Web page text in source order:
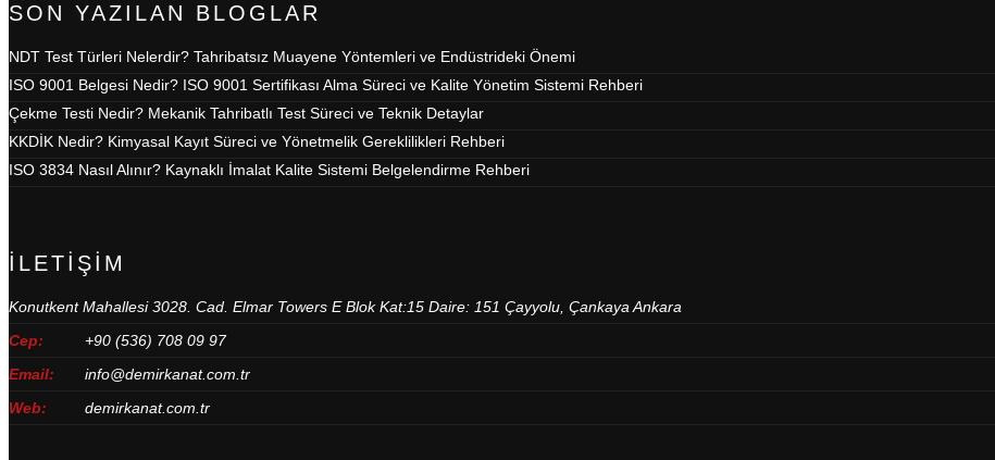
SON YAZILAN BLOGLAR
NDT Test Türleri Nelerdir? Tahribatsız Muayene Yöntemleri ve Endüstrideki Önemi
ISO 9001 Belgesi Nedir? ISO 9001 Sertifikası Alma Süreci ve Kalite Yönetim Sistemi Rehberi
Çekme Testi Nedir? Mekanik Tahribatlı Test Süreci ve Teknik Detaylar
KKDİK Nedir? Kimyasal Kayıt Süreci ve Yönetmelik Gereklilikleri Rehberi
ISO 3834 Nasıl Alınır? Kaynaklı İmalat Kalite Sistemi Belgelendirme Rehberi
İLETIŞIM
Konutkent Mahallesi 3028. Cad. Elmar Towers E Blok Kat:15 Daire: 151 Çayyolu, Çankaya Ankara
Cep:
+90 (536) 708 09 97
Email:
info@demirkanat.com.tr
Web:
demirkanat.com.tr